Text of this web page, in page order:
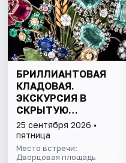
БРИЛЛИАНТОВАЯ
КЛАДОВАЯ.
ЭКСКУРСИЯ В
СКРЫТУЮ
СОКРОВИЩНИЦУ
ЭРМИТАЖА С
БИЛЕТОМ В МУЗЕЙ
25 сентября 2026 •
пятница
Место встречи:
Дворцовая площадь